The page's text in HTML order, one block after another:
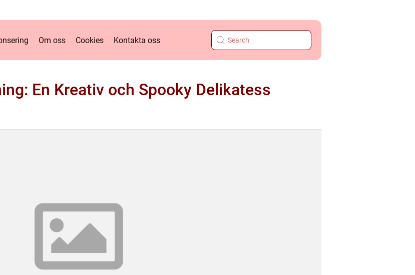
Om oss Cookies Kontakta oss
En Kreativ och Spooky Delikatess